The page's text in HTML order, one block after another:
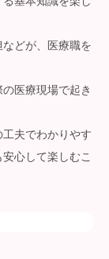
どが、医療職を
医療現場で起き
夫でわかりやす
心して楽しむこ